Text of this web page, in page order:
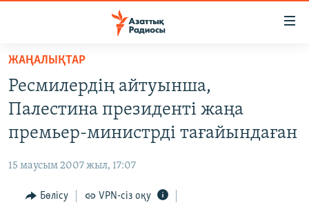
Skip
main
content
to
main
Navigation
АДАМ ҚҰҚЫҚТАРЫ
ӘЛЕУМЕТ
ЖАҢАЛЫҚТАР
Ресмилердің айтуынша,
Палестина президенті жаңа
премьер-министрді тағайындаған
15 маусым 2007 жыл, 17:07
Бөлісу VPN-сіз оқу